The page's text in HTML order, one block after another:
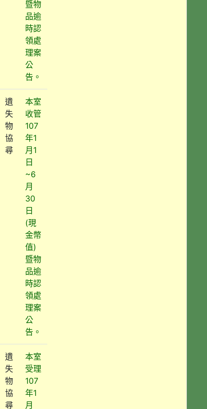
暨物
品逾
時認
領處
理案
公
告。
遺
失
物
協
尋
本室
收管
107
年1
月1
日
~6
月
30
日
(現
金幣
值)
暨物
品逾
時認
領處
理案
公
告。
遺
失
物
協
尋
本室
受理
107
年1
月